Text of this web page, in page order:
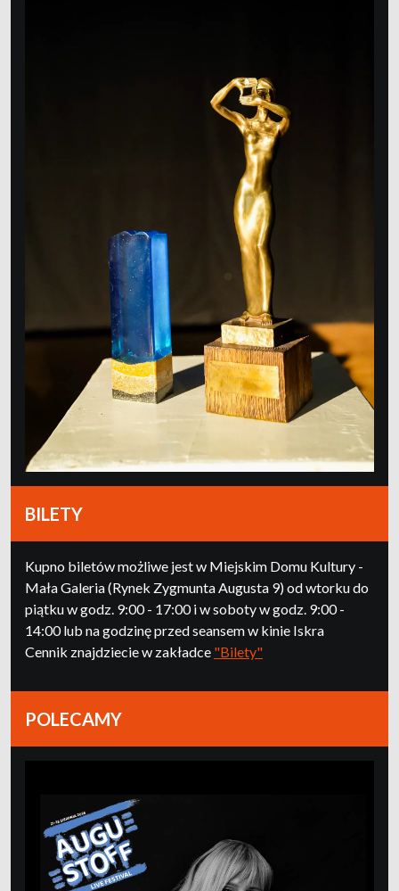
BILETY
Kupno biletów możliwe jest w Miejskim Domu Kultury -
Mała Galeria (Rynek Zygmunta Augusta 9) od wtorku do
piątku w godz. 9:00 - 17:00 i w soboty w godz. 9:00 -
14:00 lub na godzinę przed seansem w kinie Iskra
Cennik znajdziecie w zakładce "Bilety"
POLECAMY